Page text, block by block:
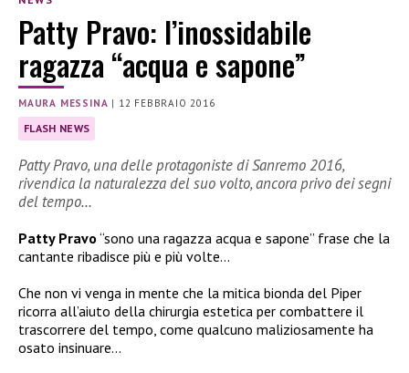
Patty Pravo: l’inossidabile
ragazza “acqua e sapone”
MAURA MESSINA | 12 FEBBRAIO 2016
FLASH NEWS
Patty Pravo, una delle protagoniste di Sanremo 2016,
rivendica la naturalezza del suo volto, ancora privo dei segni
del tempo…
Patty Pravo “sono una ragazza acqua e sapone” frase che la
cantante ribadisce più e più volte…
Che non vi venga in mente che la mitica bionda del Piper
ricorra all’aiuto della chirurgia estetica per combattere il
trascorrere del tempo, come qualcuno maliziosamente ha
osato insinuare…